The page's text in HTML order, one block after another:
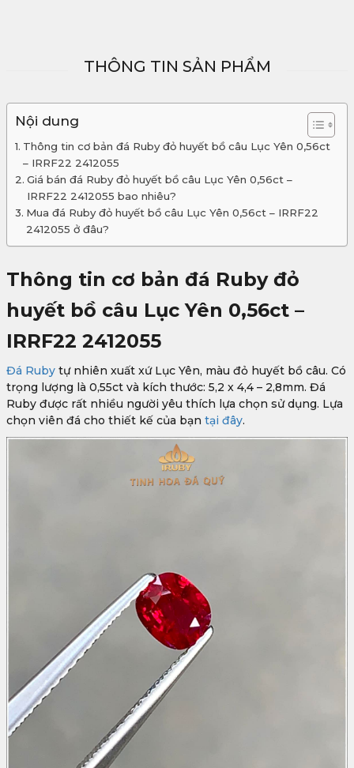
THÔNG TIN SẢN PHẨM
Nội dung
Thông tin cơ bản đá Ruby đỏ huyết bồ câu Lục Yên 0,56ct
– IRRF22 2412055
Giá bán đá Ruby đỏ huyết bồ câu Lục Yên 0,56ct –
IRRF22 2412055 bao nhiêu?
Mua đá Ruby đỏ huyết bồ câu Lục Yên 0,56ct – IRRF22
2412055 ở đâu?
Thông tin cơ bản đá Ruby đỏ
huyết bồ câu Lục Yên 0,56ct –
IRRF22 2412055
Đá Ruby tự nhiên xuất xứ Lục Yên, màu đỏ huyết bồ câu. Có
trọng lượng là 0,55ct và kích thước: 5,2 x 4,4 – 2,8mm. Đá
Ruby được rất nhiều người yêu thích lựa chọn sử dụng. Lựa
chọn viên đá cho thiết kế của bạn tại đây.